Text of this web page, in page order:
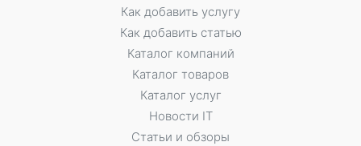
Как добавить услугу
Как добавить статью
Каталог компаний
Каталог товаров
Каталог услуг
Новости IT
Статьи и обзоры